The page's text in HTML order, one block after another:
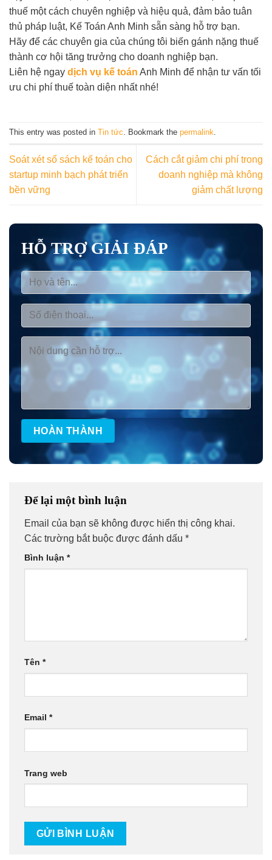
thuế một cách chuyên nghiệp và hiệu quả, đảm bảo tuân
thủ pháp luật, Kế Toán Anh Minh sẵn sàng hỗ trợ bạn.
Hãy để các chuyên gia của chúng tôi biến gánh nặng thuế
thành cơ hội tăng trưởng cho doanh nghiệp bạn.
Liên hệ ngay dịch vụ kế toán Anh Minh để nhận tư vấn tối
ưu chi phí thuế toàn diện nhất nhé!
This entry was posted in Tin tức. Bookmark the permalink.
Soát xét sổ sách kế toán cho
startup minh bạch phát triển
bền vững
Cách cắt giảm chi phí trong
doanh nghiệp mà không
giảm chất lượng
HỖ TRỢ GIẢI ĐÁP
Để lại một bình luận
Email của bạn sẽ không được hiển thị công khai.
Các trường bắt buộc được đánh dấu *
Bình luận *
Tên *
Email *
Trang web